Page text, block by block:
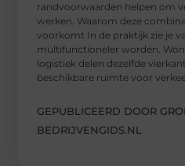
randvoorwaarden helpen om
werken. Waarom deze
voorkomt In de praktijk zie je
multifunctioneler worden.
logistiek delen dezelfde
beschikbare ruimte voor
GEPUBLICEERD DOOR
BEDRIJVENGIDS.NL